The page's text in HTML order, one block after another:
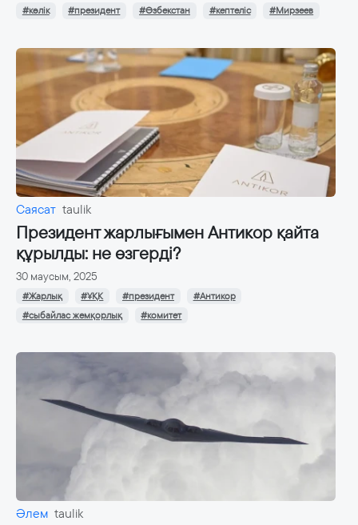
#көлік #президент #Өзбекстан #кептеліс #Мирзеев
Саясат taulik
Президент жарлығымен Антикор қайта
құрылды: не өзгерді?
30 маусым, 2025
#Жарлық #ҰҚК #президент
#Антикор
#сыбайлас жемқорлық
#комитет
Әлем taulik